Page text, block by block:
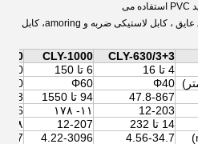
برای تولید PVC استفاده می
،PE،XLPE،RUBBER کابل برق عایق ، کابل لاستیکی ضربه و amoring، کابل
CLY-630/3+3
CLY-1000
4 تا 16 6 تا 150
30 تا 240
Φ40
Φ60
Φ80
47.8-867 94 تا 1550
12-203 ۱۱- ۱۷۸
16 تا 256
14 تا 232 12-207
۱۸- ۲۹۳
4.56-34.7
4.22-3096
437